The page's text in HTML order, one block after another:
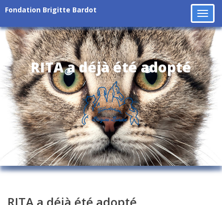
Fondation Brigitte Bardot
RITA a déjà été adopté